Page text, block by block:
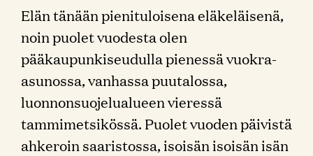
Elän tänään pienituloisena eläkeläisenä,
noin puolet vuodesta olen
pääkaupunkiseudulla pienessä vuokra-
asunossa, vanhassa puutalossa,
luonnonsuojelualueen vieressä
tammimetsikössä. Puolet vuoden päivistä
ahkeroin saaristossa, isoisän isoisän isän